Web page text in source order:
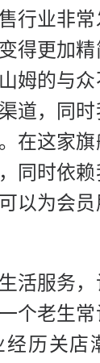
行业非
得更加
姆的与
道，同
在这家
同时依
以为会
活服务
个老生常
历关店